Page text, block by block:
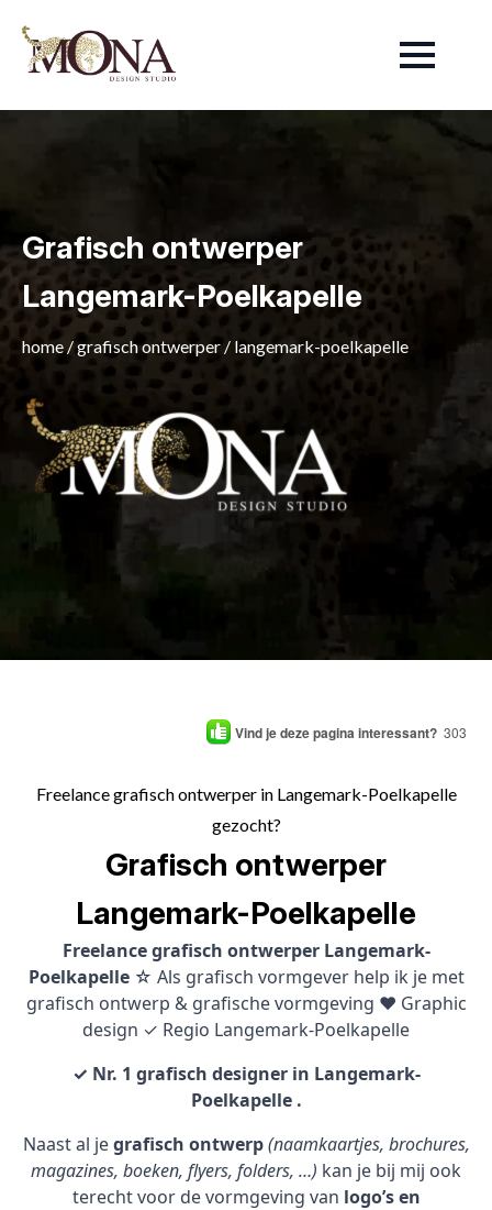
Grafisch ontwerper
Langemark-Poelkapelle
home /grafisch ontwerper / langemark-poelkapelle
Vind je deze pagina interessant? 303
Freelance grafisch ontwerper in Langemark-Poelkapelle
gezocht?
Grafisch ontwerper
Langemark-Poelkapelle
Freelance grafisch ontwerper Langemark-
Poelkapelle ☆ Als grafisch vormgever help ik je met
grafisch ontwerp & grafische vormgeving ♥ Graphic
design ✓ Regio Langemark-Poelkapelle
✓ Nr. 1 grafisch designer in Langemark-
Poelkapelle .
Naast al jegrafisch ontwerp (naamkaartjes, brochures,
magazines, boeken, flyers, folders, …) kan je bij mij ook
terecht voor de vormgeving van logo’s en